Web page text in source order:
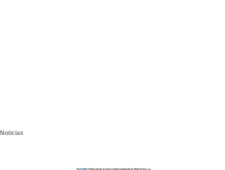
Noticias